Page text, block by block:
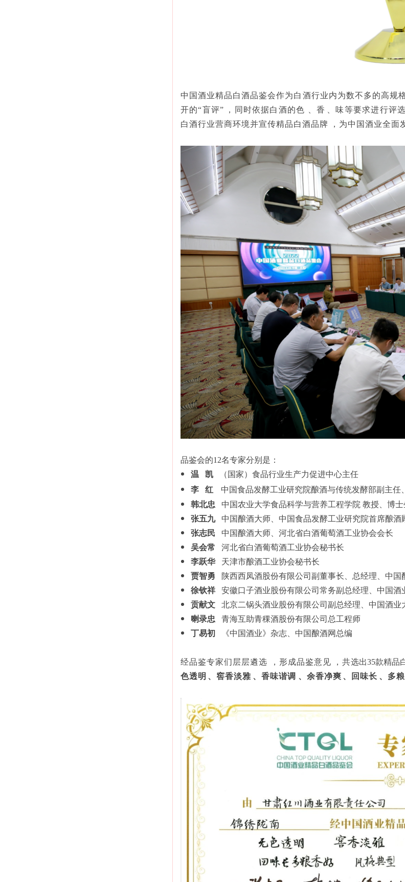
中国酒业精品白酒品鉴会作为白酒行业内为数不多的高规格品
开的“盲评”，同时依据白酒的色、香、味等要求进
白酒行业营商环境并宣传精品白酒品牌，为中国酒业全面发
品鉴会的12名专家分别是：
温 凯 （国家）食品行业生产力促进中心主任
李 红
中国食品发酵工业研究院酿酒与传统发酵部副主任
韩北忠 中国农业大学食品科学与营养工程学院 教授、博
张五九中国酿酒大师、中国食品发酵工业研究院首席酿酒
张志民 中国酿酒大师、河北省白酒葡萄酒工业协会会长
吴会常 河北省白酒葡萄酒工业协会秘书长
李跃华天津市酿酒工业协会秘书长
贾智勇 陕西西凤酒股份有限公司副董事长、总经理、中
徐钦祥
安徽口子酒业股份有限公司常务副总经理、中国酒业
贡献文 北京二锅头酒业股份有限公司副总经理、中国酒
喇录忠 青海互助青稞酒股份有限公司总工程师
丁易初
《中国酒业》杂志、中国酿酒网总编
经品鉴专家们层层遴选，形成品鉴意见，共选出35款精品
色透明、窖香淡雅、香味谐调、余香净爽、回味长、